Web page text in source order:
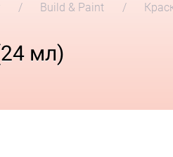
Build & Paint
мл)